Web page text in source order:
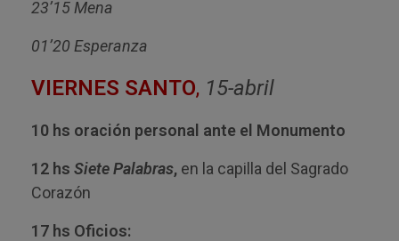
23’15 Mena
01’20 Esperanza
VIERNES SANTO, 15-abril
10 hs oración personal ante el Monumento
12 hs Siete Palabras, en la capilla del Sagrado
Corazón
17 hs Oficios: